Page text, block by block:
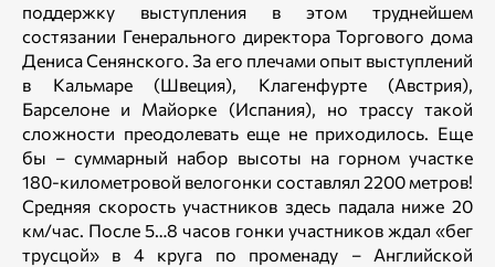
поддержку выступления в этом труднейшем
состязании Генерального директора Торгового дома
Дениса Сенянского. За его плечами опыт выступлений
в Кальмаре (Швеция), Клагенфурте (Австрия),
Барселоне и Майорке (Испания), но трассу такой
сложности преодолевать еще не приходилось. Еще
бы – суммарный набор высоты на горном участке
180-километровой велогонки составлял 2200 метров!
Средняя скорость участников здесь падала ниже 20
км/час. После 5…8 часов гонки участников ждал «бег
трусцой» в 4 круга по променаду – Английской